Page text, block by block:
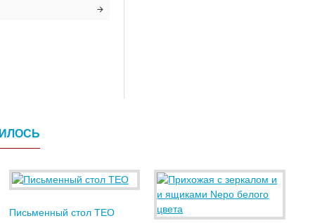
Письменный стол TEO